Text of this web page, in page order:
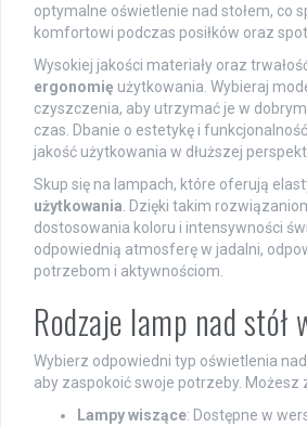
optymalne oświetlenie nad stołem, co
komfortowi podczas posiłków oraz
Wysokiej jakości materiały oraz
ergonomię użytkowania. Wybieraj
czyszczenia, aby utrzymać je w
czas. Dbanie o estetykę i
jakość użytkowania w dłuższej
Skup się na lampach, które oferują
użytkowania . Dzięki takim
dostosowania koloru i intensywności
odpowiednią atmosferę w jadalni,
potrzebom i aktywnościom.
Rodzaje lamp nad stół
Wybierz odpowiedni typ oświetlenia
aby zaspokoić swoje potrzeby. Możesz
Lampy wiszące: Dostępne w